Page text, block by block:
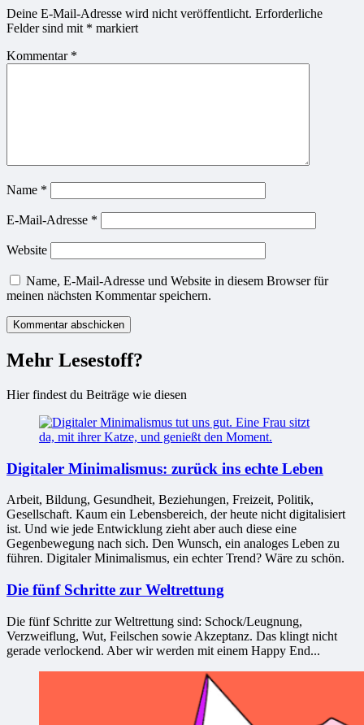
Deine E-Mail-Adresse wird nicht veröffentlicht. Erforderliche
Felder sind mit * markiert
Kommentar *
Name *
E-Mail-Adresse *
Website
Name, E-Mail-Adresse und Website in diesem Browser für
meinen nächsten Kommentar speichern.
Mehr Lesestoff?
Hier findest du Beiträge wie diesen
Digitaler Minimalismus: zurück ins echte Leben
Arbeit, Bildung, Gesundheit, Beziehungen, Freizeit, Politik,
Gesellschaft. Kaum ein Lebensbereich, der heute nicht digitalisiert
ist. Und wie jede Entwicklung zieht aber auch diese eine
Gegenbewegung nach sich. Den Wunsch, ein analoges Leben zu
führen. Digitaler Minimalismus, ein echter Trend? Wäre zu schön.
Die fünf Schritte zur Weltrettung
Die fünf Schritte zur Weltrettung sind: Schock/Leugnung,
Verzweiflung, Wut, Feilschen sowie Akzeptanz. Das klingt nicht
gerade verlockend. Aber wir werden mit einem Happy End...